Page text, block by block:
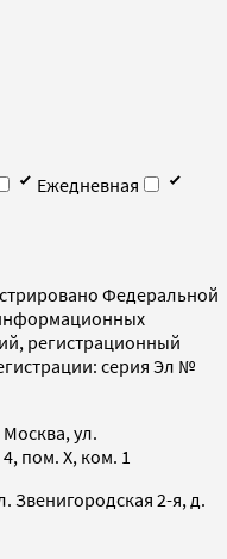
Ежедневная
Федеральной
регистрационный
серия Эл №
ул.
пом. X, ком. 1
Звенигородская 2-я, д.